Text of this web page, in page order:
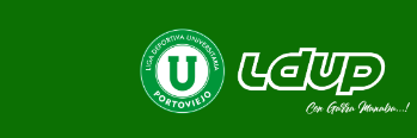
Saltar al contenido